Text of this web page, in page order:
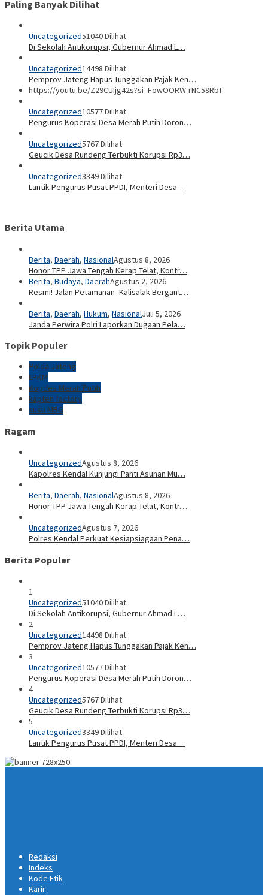
Paling Banyak Dilihat
Uncategorized51040 Dilihat
Di Sekolah Antikorupsi, Gubernur Ahmad L…
Uncategorized14498 Dilihat
Pemprov Jateng Hapus Tunggakan Pajak Ken…
https://youtu.be/Z29CUIjg42s?si=FowOORW-rNC58RbT
Uncategorized10577 Dilihat
Pengurus Koperasi Desa Merah Putih Doron…
Uncategorized5767 Dilihat
Geucik Desa Rundeng Terbukti Korupsi Rp3…
Uncategorized3349 Dilihat
Lantik Pengurus Pusat PPDI, Menteri Desa…
Berita Utama
Berita, Daerah, NasionalAgustus 8, 2026
Honor TPP Jawa Tengah Kerap Telat, Kontr…
Berita, Budaya, DaerahAgustus 2, 2026
Resmi! Jalan Petamanan–Kalisalak Bergant…
Berita, Daerah, Hukum, NasionalJuli 5, 2026
Janda Perwira Polri Laporkan Dugaan Pela…
Topik Populer
Polda Jateng
LPKM
Kopdes Merah Putih
kapten factory
susu MBG
Ragam
UncategorizedAgustus 8, 2026
Kapolres Kendal Kunjungi Panti Asuhan Mu…
Berita, Daerah, NasionalAgustus 8, 2026
Honor TPP Jawa Tengah Kerap Telat, Kontr…
UncategorizedAgustus 7, 2026
Polres Kendal Perkuat Kesiapsiagaan Pena…
Berita Populer
1
Uncategorized51040 Dilihat
Di Sekolah Antikorupsi, Gubernur Ahmad L…
2
Uncategorized14498 Dilihat
Pemprov Jateng Hapus Tunggakan Pajak Ken…
3
Uncategorized10577 Dilihat
Pengurus Koperasi Desa Merah Putih Doron…
4
Uncategorized5767 Dilihat
Geucik Desa Rundeng Terbukti Korupsi Rp3…
5
Uncategorized3349 Dilihat
Lantik Pengurus Pusat PPDI, Menteri Desa…
Redaksi
Indeks
Kode Etik
Karir